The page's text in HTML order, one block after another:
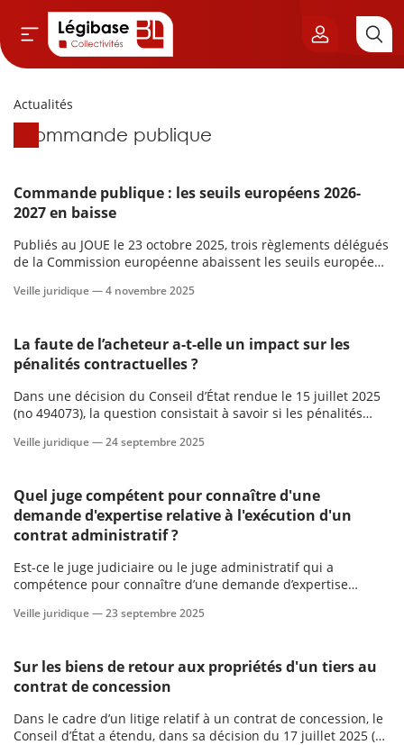
& Cimetières
& Élu local
Actualités
Actualités
Commande publique
Commande publique : les seuils européens 2026-
2027 en baisse
Publiés au JOUE le 23 octobre 2025, trois règlements délégués
de la Commission européenne abaissent les seuils européens
janvier 2026 pour la période bi
Veille juridique —4 novembre 2025
La faute de l’acheteur a-t-elle un impact sur les
pénalités contractuelles ?
Dans une décision du Conseil d’État rendue le 15 juillet 2025
(no 494073), la question consistait à savoir si les pénalités
faute de l’acheteur.
Veille juridique —24 septembre 2025
Quel juge compétent pour connaître d'une
demande d'expertise relative à l'exécution d'un
contrat administratif ?
Est-ce le juge judiciaire ou le juge administratif qui a
compétence pour connaître d’une demande d’expertise
Veille juridique —23 septembre 2025
Sur les biens de retour aux propriétés d'un tiers au
contrat de concession
Dans le cadre d’un litige relatif à un contrat de concession, le
Conseil d’État a étendu, dans sa décision du 17 juillet 2025 (no